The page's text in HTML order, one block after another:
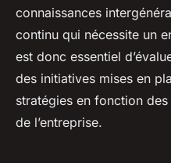
connaissances
continu qui nécessite un
est donc essentiel
des initiatives mises en
stratégies en fonction
de l’entreprise.